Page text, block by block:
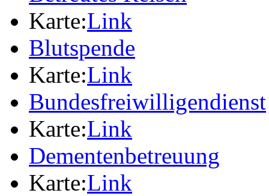
Karte:Link
Blutspende
Karte:Link
Bundesfreiwilligendienst
Karte:Link
Dementenbetreuung
Karte:Link